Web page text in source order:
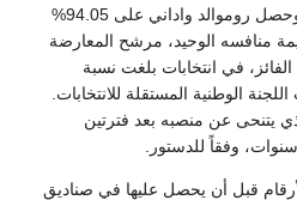
الجديد الذي يعرف باسم "رو". وحصل روموالد واداني على 94.05%
منافسه الوحيد، مرشح المعارضة
في انتخابات بلغت نسبة
بحسب اللجنة الوطنية المستقلة للانتخابات.
يتنحى عن منصبه بعد فترتين
وفقاً للدستور.
قبل أن يحصل عليها في صناديق